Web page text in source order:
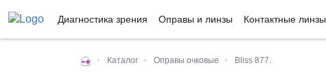
Диагностика зрения Оправы и линзы Контактные линзы
• Каталог • Оправы очковые • Bliss 877.